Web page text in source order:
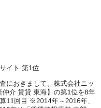
におきまして、株式会社ニッ
介 賃貸 東海】の第1位を8年
11回目 ※2014年～2016年、